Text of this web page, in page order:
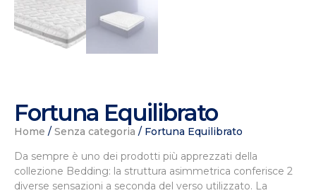
Fortuna Equilibrato
Home / Senza categoria / Fortuna Equilibrato
Da sempre è uno dei prodotti più apprezzati della
collezione Bedding: la struttura asimmetrica conferisce 2
diverse sensazioni a seconda del verso utilizzato. La